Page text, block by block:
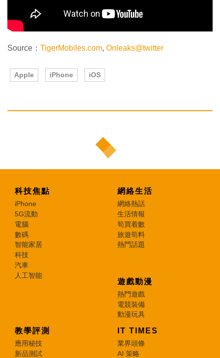
Source： TigerMobiles.com, Onleaks@twitter
Apple iPhone iOS
科技焦點
iPhone
5G流動
電腦
數碼
智能家居
科技
汽車
人工智能
網絡生活
網絡熱話
生活情報
筍買着數
旅遊筍料
熱門話題
遊戲動漫
熱門遊戲
電競裝備
動漫玩具
教學評測
應用秘技
新品測試
IT TIMES
業界頭條
AI 策略